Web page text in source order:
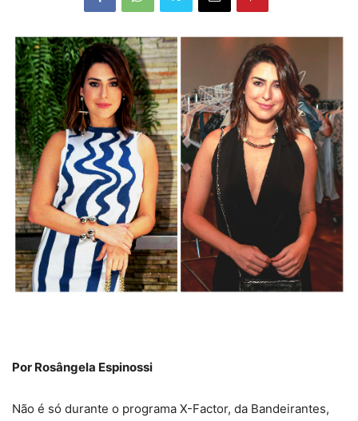
Por Rosângela Espinossi
Não é só durante o programa X-Factor, da Bandeirantes,